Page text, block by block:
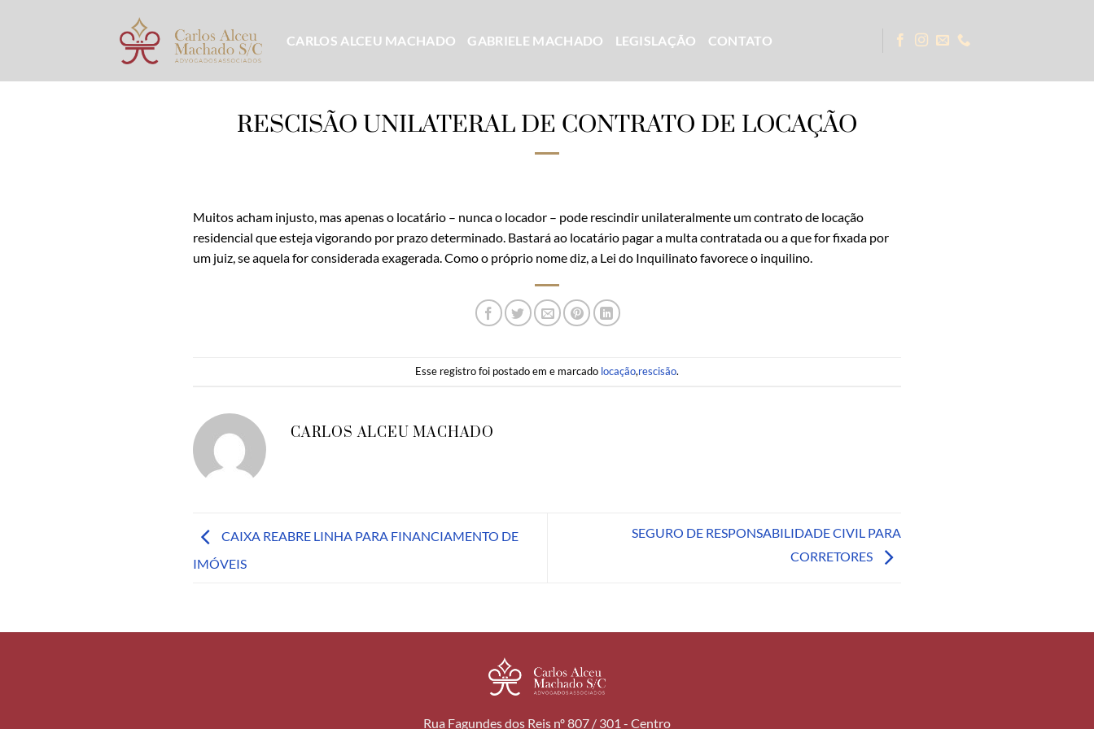
CARLOS ALCEU MACHADO GABRIELE MACHADO LEGISLAÇÃO CONTATO
RESCISÃO UNILATERAL DE CONTRATO DE LOCAÇÃO
Muitos acham injusto, mas apenas o locatário – nunca o locador – pode rescindir unilateralmente um contrato de locação
residencial que esteja vigorando por prazo determinado. Bastará ao locatário pagar a multa contratada ou a que for fixada por
um juiz, se aquela for considerada exagerada. Como o próprio nome diz, a Lei do Inquilinato favorece o inquilino.
Esse registro foi postado em e marcado locação,rescisão.
CARLOS ALCEU MACHADO
CAIXA REABRE LINHA PARA FINANCIAMENTO DE
IMÓVEIS
SEGURO DE RESPONSABILIDADE CIVIL PARA
CORRETORES
Rua Fagundes dos Reis nº 807 / 301 - Centro